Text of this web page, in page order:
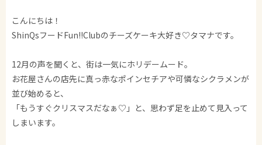
こんにちは！
ShinQsフードFun!!Clubのチーズケーキ大好き♡タマナです。
12月の声を聞くと、街は一気にホリデームード。
お花屋さんの店先に真っ赤なポインセチアや可憐なシクラメンが
並び始めると、
「もうすぐクリスマスだなぁ♡」と、思わず足を止めて見入って
しまいます。